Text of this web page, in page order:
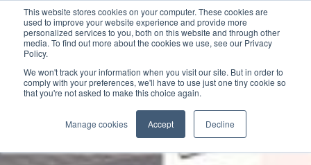
This website stores cookies on your computer. These cookies are
used to improve your website experience and provide more
personalized services to you, both on this website and through other
media. To find out more about the cookies we use, see our Privacy
Policy.
We won't track your information when you visit our site. But in order to
comply with your preferences, we'll have to use just one tiny cookie so
that you're not asked to make this choice again.
Manage cookies Accept Decline